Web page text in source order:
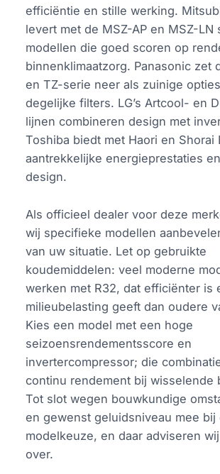
efficiëntie en stille werking.
levert met de MSZ-AP en MSZ-LN
modellen die goed scoren op
binnenklimaatzorg. Panasonic zet
en TZ-serie neer als zuinige
degelijke filters. LG’s Artcool- en
lijnen combineren design met
Toshiba biedt met Haori en Shorai
aantrekkelijke energieprestaties
design.
Als officieel dealer voor deze
wij specifieke modellen
van uw situatie. Let op gebruikte
koudemiddelen: veel moderne
werken met R32, dat efficiënter is
milieubelasting geeft dan oudere
Kies een model met een hoge
seizoensrendementsscore en
invertercompressor; die
continu rendement bij wisselende
Tot slot wegen bouwkundige
en gewenst geluidsniveau mee bij
modelkeuze, en daar adviseren
over.